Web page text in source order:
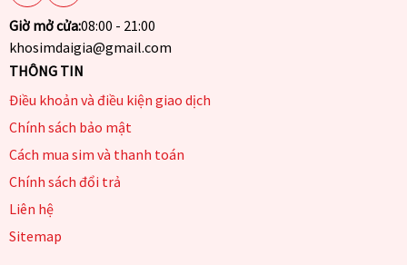
Giờ mở cửa:08:00 - 21:00
khosimdaigia@gmail.com
THÔNG TIN
Điều khoản và điều kiện giao dịch
Chính sách bảo mật
Cách mua sim và thanh toán
Chính sách đổi trả
Liên hệ
Sitemap